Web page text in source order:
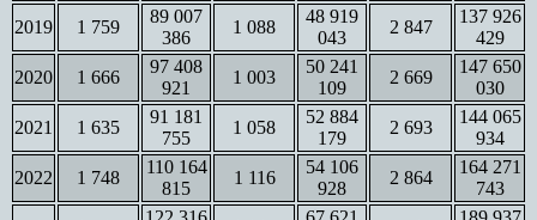
2019
1 759
89 007
386
1 088
48 919
043
2 847
137 926
429
2020
1 666
97 408
921
1 003
50 241
109
2 669
147 650
030
2021
1 635
91 181
755
1 058
52 884
179
2 693
144 065
934
2022
1 748
110 164
815
1 116
54 106
928
2 864
164 271
743